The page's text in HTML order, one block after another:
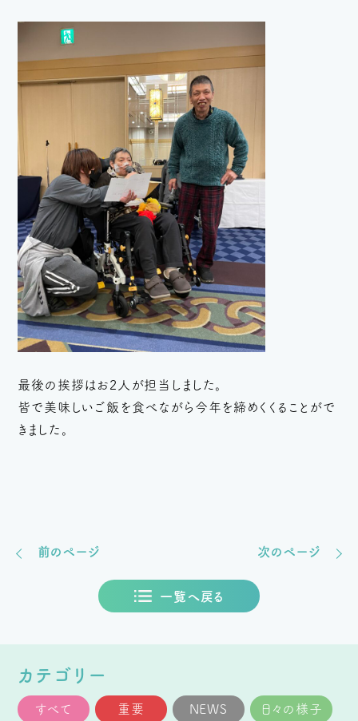
最後の挨拶はお2人が担当しました。
皆で美味しいご飯を食べながら今年を締めくくることがで
きました。
前のページ 次のページ
一覧へ戻る
カテゴリー
すべて 重要 NEWS 日々の様子